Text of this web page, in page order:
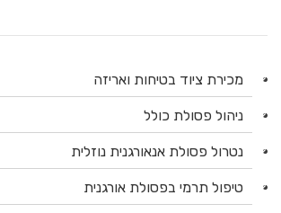
מכירת ציוד בטיחות ואריזה
ניהול פסולת כולל
נטרול פסולת אנאורגנית נוזלית
טיפול תרמי בפסולת אורגנית